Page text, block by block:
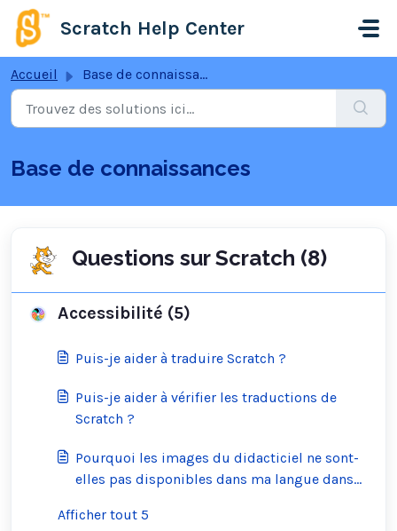
Passer au contenu principal
Scratch Help Center
Accueil Base de connaissances
Base de connaissances
Questions sur Scratch (8)
Accessibilité (5)
Puis-je aider à traduire Scratch ?
Puis-je aider à vérifier les traductions de
Scratch ?
Pourquoi les images du didacticiel ne sont-
elles pas disponibles dans ma langue dans
Afficher tout 5